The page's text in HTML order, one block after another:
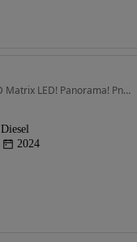
2967 cm3 • 344 KM • FV23%! HD Matrix LED! Panorama! Pneumatyka! 360! Head-up!
Diesel
2024